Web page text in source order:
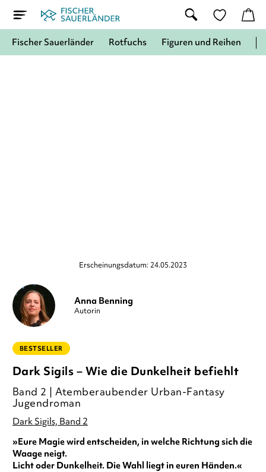
Fischer Sauerländer Rotfuchs Figuren und Reihen
Erscheinungsdatum: 24.05.2023
Anna Benning
Autorin
BESTSELLER
Dark Sigils – Wie die Dunkelheit befiehlt
Band 2 | Atemberaubender Urban-Fantasy
Jugendroman
Dark Sigils, Band 2
»Eure Magie wird entscheiden, in welche Richtung sich die
Waage neigt.
Licht oder Dunkelheit. Die Wahl liegt in euren Händen.«